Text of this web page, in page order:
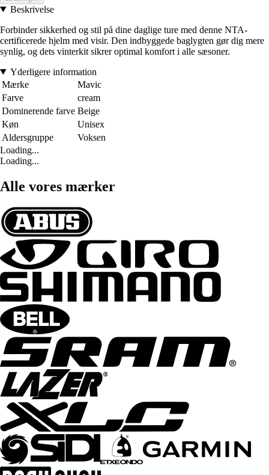
Beskrivelse
Forbinder sikkerhed og stil på dine daglige ture med denne NTA-
certificerede hjelm med visir. Den indbyggede baglygten gør dig mere
synlig, og dets vinterkit sikrer optimal komfort i alle sæsoner.
Yderligere information
Mærke
Mavic
Farve
cream
Dominerende farve Beige
Køn
Unisex
Aldersgruppe
Voksen
Loading...
Loading...
Alle vores mærker